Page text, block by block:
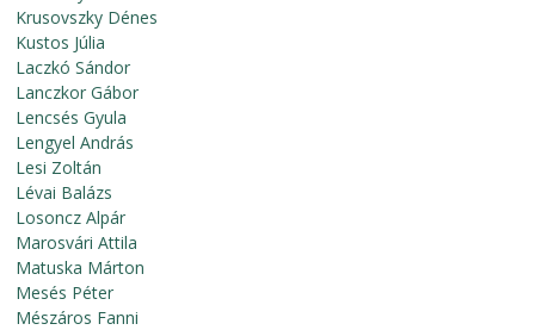
Krusovszky Dénes
Kustos Júlia
Laczkó Sándor
Lanczkor Gábor
Lencsés Gyula
Lengyel András
Lesi Zoltán
Lévai Balázs
Losoncz Alpár
Marosvári Attila
Matuska Márton
Mesés Péter
Mészáros Fanni